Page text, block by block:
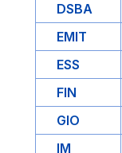
DSBA
EMIT
ESS
FIN
GIO
IM